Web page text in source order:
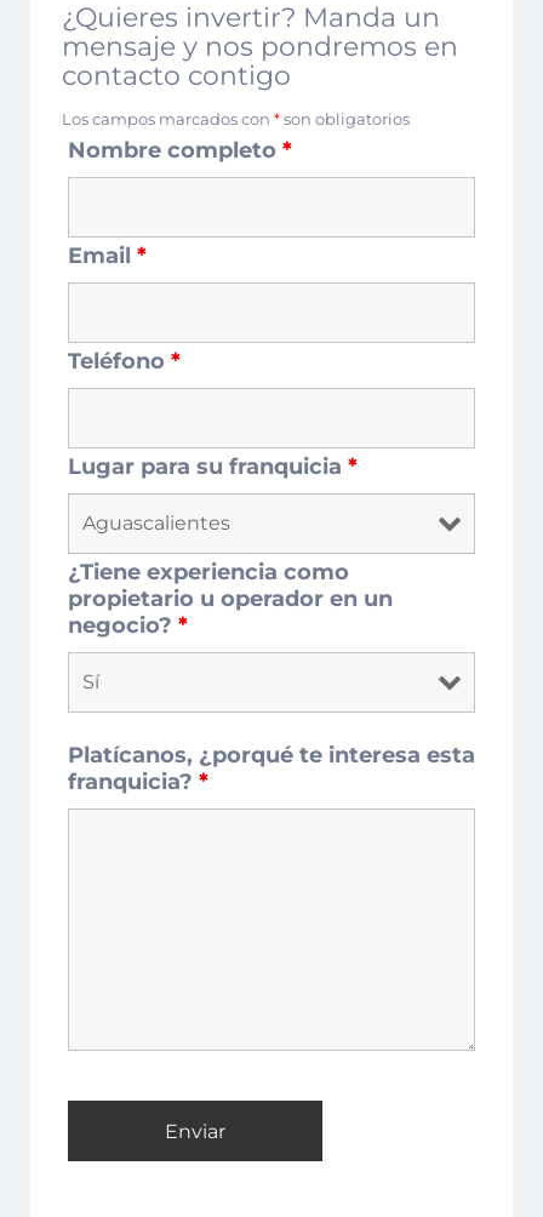
¿Quieres invertir? Manda un
mensaje y nos pondremos en
contacto contigo
Los campos marcados con *son obligatorios
Nombre completo *
Email *
Teléfono *
Lugar para su franquicia *
¿Tiene experiencia como
propietario u operador en un
negocio? *
Platícanos, ¿porqué te interesa esta
franquicia? *